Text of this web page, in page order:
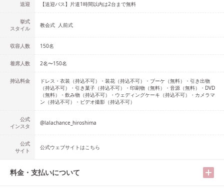
送迎 【送迎バス】片道1時間以内は2台まで無料
挙式
スタイル
教会式 人前式
収容人数 150名
着席人数 2名〜150名
持込料金
ドレス・衣装（持込不可）・装花（持込不可）・ブーケ（無料）・引き出物
（持込不可）・引き菓子（持込不可）・印刷物（無料）・音源（無料）・DVD
（無料）・飲み物（持込不可）・ウェディングケーキ（持込不可）・カメラマ
ン（持込不可）・ビデオ撮影（持込不可）
公式
インスタ
@lalachance_hiroshima
公式
サイト
公式ウェブサイトはこちら
料金・支払いについて